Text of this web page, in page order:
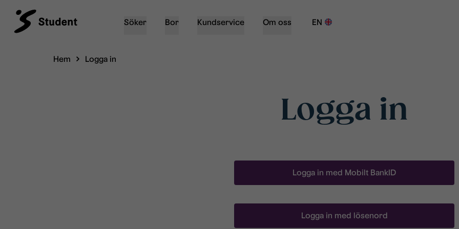
Söker Bor Kundservice Om oss EN
Hem Logga in
Logga in
Logga in med Mobilt BankID
Logga in med lösenord